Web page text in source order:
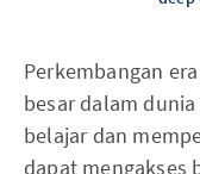
Perkembangan
besar dalam
belajar dan
dapat mengakses